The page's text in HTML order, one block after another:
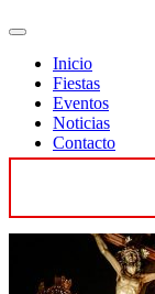
Inicio
Fiestas
Eventos
Noticias
Contacto